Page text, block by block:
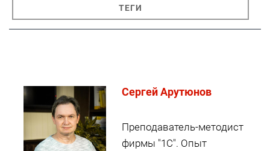
ТЕГИ
Cергей Арутюнов
Преподаватель-методист
фирмы "1С". Опыт